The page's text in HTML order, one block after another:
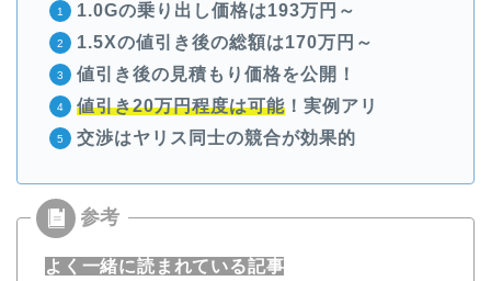
1.0Gの乗り出し価格は193万円～
1.5Xの値引き後の総額は170万円～
値引き後の見積もり価格を公開！
値引き20万円程度は可能 ！実例アリ
交渉はヤリス同士の競合が効果的
よく一緒に読まれている記事